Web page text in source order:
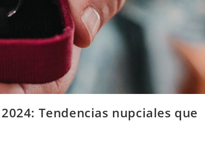
Tendencias nupciales que